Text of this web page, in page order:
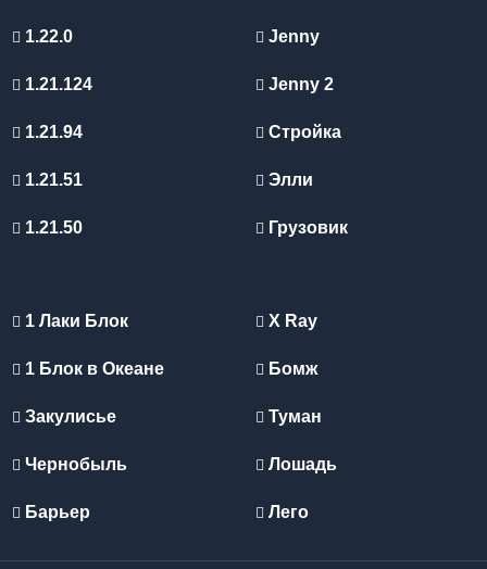
1.22.0
1.21.124
1.21.94
1.21.51
1.21.50
Jenny
Jenny 2
Стройка
Элли
Грузовик
1 Лаки Блок
1 Блок в Океане
Закулисье
Чернобыль
Барьер
X Ray
Бомж
Туман
Лошадь
Лего